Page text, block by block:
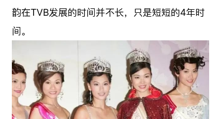
韵在TVB发展的时间并不长，只是短短的4年时
间。